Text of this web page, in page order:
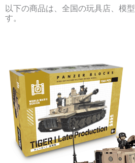
以下の商品は、全国の玩具店、模
す。